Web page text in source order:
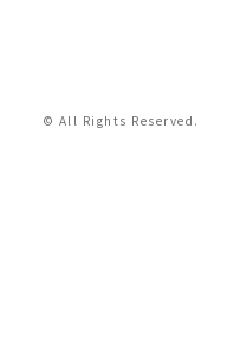
© All Rights Reserved.